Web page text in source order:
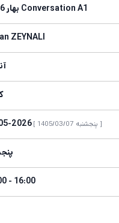
Conversation A1 بهار 2026
ZEYNALI
[ پنجشنبه 1405/03/07 ] 2026-05-28
16:00 - 13:00